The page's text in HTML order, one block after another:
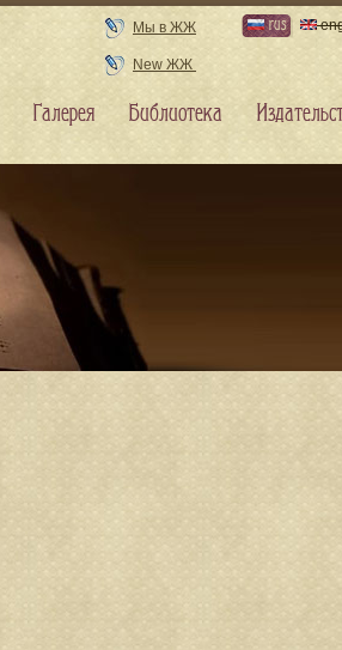
Мы в ЖЖ
New ЖЖ
rus
Галерея Библиотека